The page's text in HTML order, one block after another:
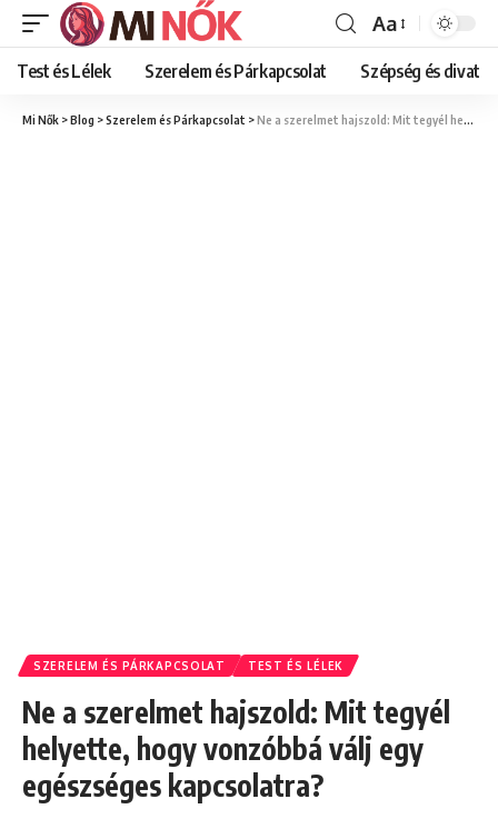
Font
Resizer
Aa
Test és Lélek Szerelem és Párkapcsolat Szépség és divat
Mi Nők >Blog >Szerelem és Párkapcsolat >Ne a szerelmet hajszold: Mit tegyél helyette, hogy vonzóbbá válj egy egészséges kapcsolatra?
SZERELEM ÉS PÁRKAPCSOLAT TEST ÉS LÉLEK
Ne a szerelmet hajszold: Mit tegyél
helyette, hogy vonzóbbá válj egy
egészséges kapcsolatra?